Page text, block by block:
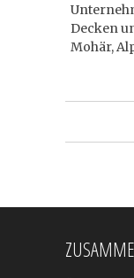
Decken
Mohär,